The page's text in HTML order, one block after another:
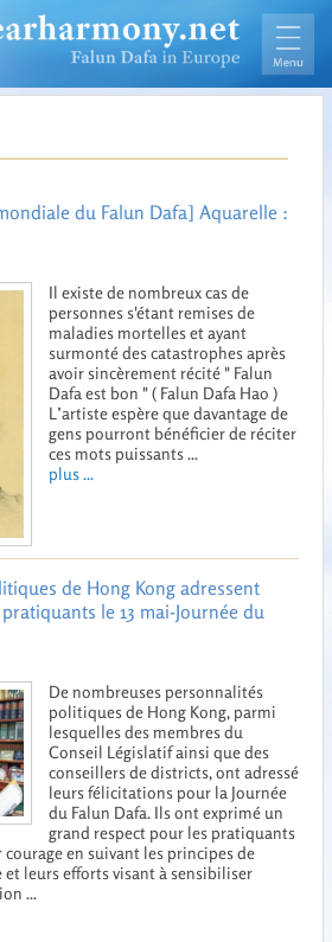
du Falun Dafa] Aquarelle :
Il existe de nombreux cas de
personnes s'étant remises de
maladies mortelles et ayant
surmonté des catastrophes après
avoir sincèrement récité " Falun
Dafa est bon " ( Falun Dafa Hao )
L’artiste espère que davantage de
gens pourront bénéficier de réciter
ces mots puissants ...
plus ...
de Hong Kong adressent
le 13 mai-Journée du
De nombreuses personnalités
politiques de Hong Kong, parmi
lesquelles des membres du
Conseil Législatif ainsi que des
conseillers de districts, ont adressé
leurs félicitations pour la Journée
du Falun Dafa. Ils ont exprimé un
grand respect pour les pratiquants
en suivant les principes de
et leurs efforts visant à sensibiliser
...